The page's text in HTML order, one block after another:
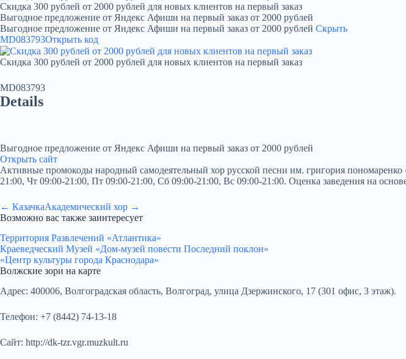
Скидка 300 рублей от 2000 рублей для новых клиентов на первый заказ
Выгодное предложение от Яндекс Афиши на первый заказ от 2000 рублей
Выгодное предложение от Яндекс Афиши на первый заказ от 2000 рублей Скрыть
MD083793Открыть код
Скидка 300 рублей от 2000 рублей для новых клиентов на первый заказ
MD083793
Details
Выгодное предложение от Яндекс Афиши на первый заказ от 2000 рублей
Открыть сайт
Активные промокоды народный самодеятельный хор русской песни им. григория
21:00, Чт 09:00-21:00, Пт 09:00-21:00, Сб 09:00-21:00, Вс 09:00-21:00. Оценка заведения на
← КазачкаАкадемический хор →
Возможно вас также заинтересует
Территория Развлечений «Атлантика»
Краеведческий Музей «Дом-музей повести Последний поклон»
«Центр культуры города Краснодара»
Волжские зори на карте
Адрес: 400006, Волгоградская область, Волгоград, улица Дзержинского, 17 (301 офис, 3 этаж).
Телефон: +7 (8442) 74-13-18
Сайт: http://dk-tzr.vgr.muzkult.ru